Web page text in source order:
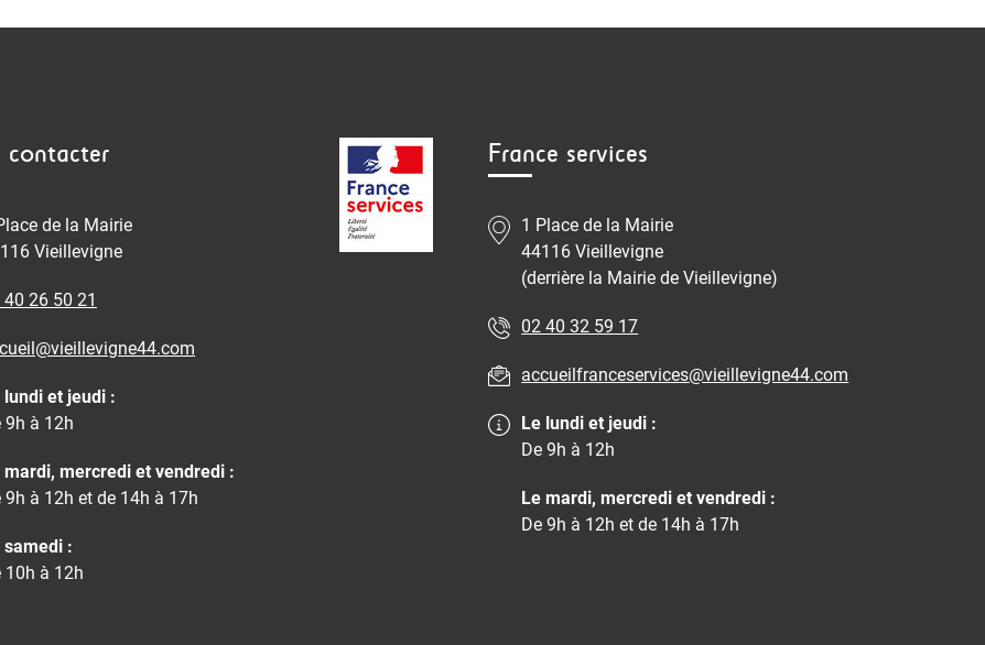
contacter
de la Mairie
Vieillevigne
40 26 50 21
lundi et jeudi :
9h à 12h
mardi, mercredi et vendredi :
9h à 12h et de 14h à 17h
samedi :
10h à 12h
France services
1 Place de la Mairie
44116 Vieillevigne
(derrière la Mairie de Vieillevigne)
02 40 32 59 17
accueilfranceservices@vieillevigne44.com
Le lundi et jeudi :
De 9h à 12h
Le mardi, mercredi et vendredi :
De 9h à 12h et de 14h à 17h